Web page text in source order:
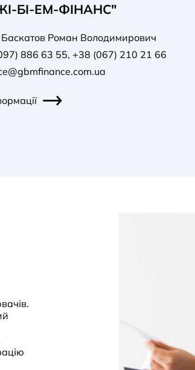
БІ-ЕМ-ФІНАНС"
Роман Володимирович
886 63 55, +38 (067) 210 21 66